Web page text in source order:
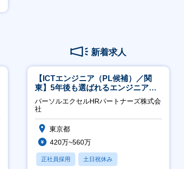
新着求人
【ICTエンジニア（PL候補）／関
東】5年後も選ばれるエンジニアへ
／チーム運営・体制構築
パーソルエクセルHRパートナーズ株式会
社
東京都
420万~560万
正社員採用 土日祝休み